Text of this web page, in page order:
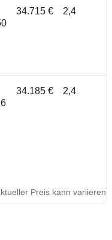
34.715 € 2,4
34.185 € 2,4
Preis kann variieren